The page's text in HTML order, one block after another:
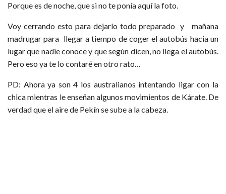
Porque es de noche, que si no te ponía aquí la foto.
Voy cerrando esto para dejarlo todo preparado y mañana
madrugar para llegar a tiempo de coger el autobús hacia un
lugar que nadie conoce y que según dicen, no llega el autobús.
Pero eso ya te lo contaré en otro rato…
PD: Ahora ya son 4 los australianos intentando ligar con la
chica mientras le enseñan algunos movimientos de Kárate. De
verdad que el aire de Pekín se sube a la cabeza.